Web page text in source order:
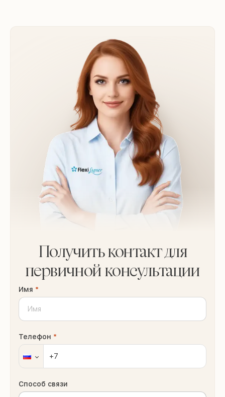
Получить контакт для
первичной консультации
Имя *
Телефон *
Способ связи